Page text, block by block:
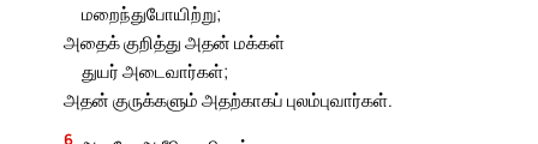
மறைந்துபோயிற்று;
அதைக் குறித்து அதன் மக்கள்
துயர் அடைவார்கள்;
அதன் குருக்களும் அதற்காகப் புலம்புவார்கள்.